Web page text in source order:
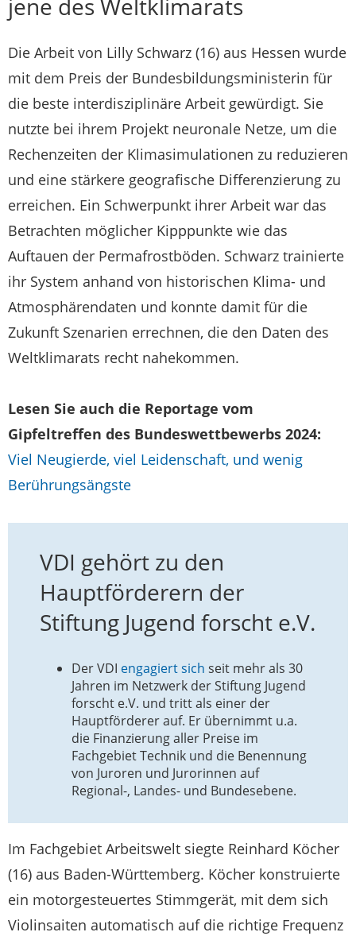
jene des Weltklimarats
Die Arbeit von Lilly Schwarz (16) aus Hessen wurde
mit dem Preis der Bundesbildungsministerin für
die beste interdisziplinäre Arbeit gewürdigt. Sie
nutzte bei ihrem Projekt neuronale Netze, um die
Rechenzeiten der Klimasimulationen zu reduzieren
und eine stärkere geografische Differenzierung zu
erreichen. Ein Schwerpunkt ihrer Arbeit war das
Betrachten möglicher Kipppunkte wie das
Auftauen der Permafrostböden. Schwarz trainierte
ihr System anhand von historischen Klima- und
Atmosphärendaten und konnte damit für die
Zukunft Szenarien errechnen, die den Daten des
Weltklimarats recht nahekommen.
Lesen Sie auch die Reportage vom
Gipfeltreffen des Bundeswettbewerbs 2024:
Viel Neugierde, viel Leidenschaft, und wenig
Berührungsängste
VDI gehört zu den
Hauptförderern der
Stiftung Jugend forscht e.V.
Der VDI engagiert sich seit mehr als 30
Jahren im Netzwerk der Stiftung Jugend
forscht e.V. und tritt als einer der
Hauptförderer auf. Er übernimmt u.a.
die Finanzierung aller Preise im
Fachgebiet Technik und die Benennung
von Juroren und Jurorinnen auf
Regional-, Landes- und Bundesebene.
Im Fachgebiet Arbeitswelt siegte Reinhard Köcher
(16) aus Baden-Württemberg. Köcher konstruierte
ein motorgesteuertes Stimmgerät, mit dem sich
Violinsaiten automatisch auf die richtige Frequenz